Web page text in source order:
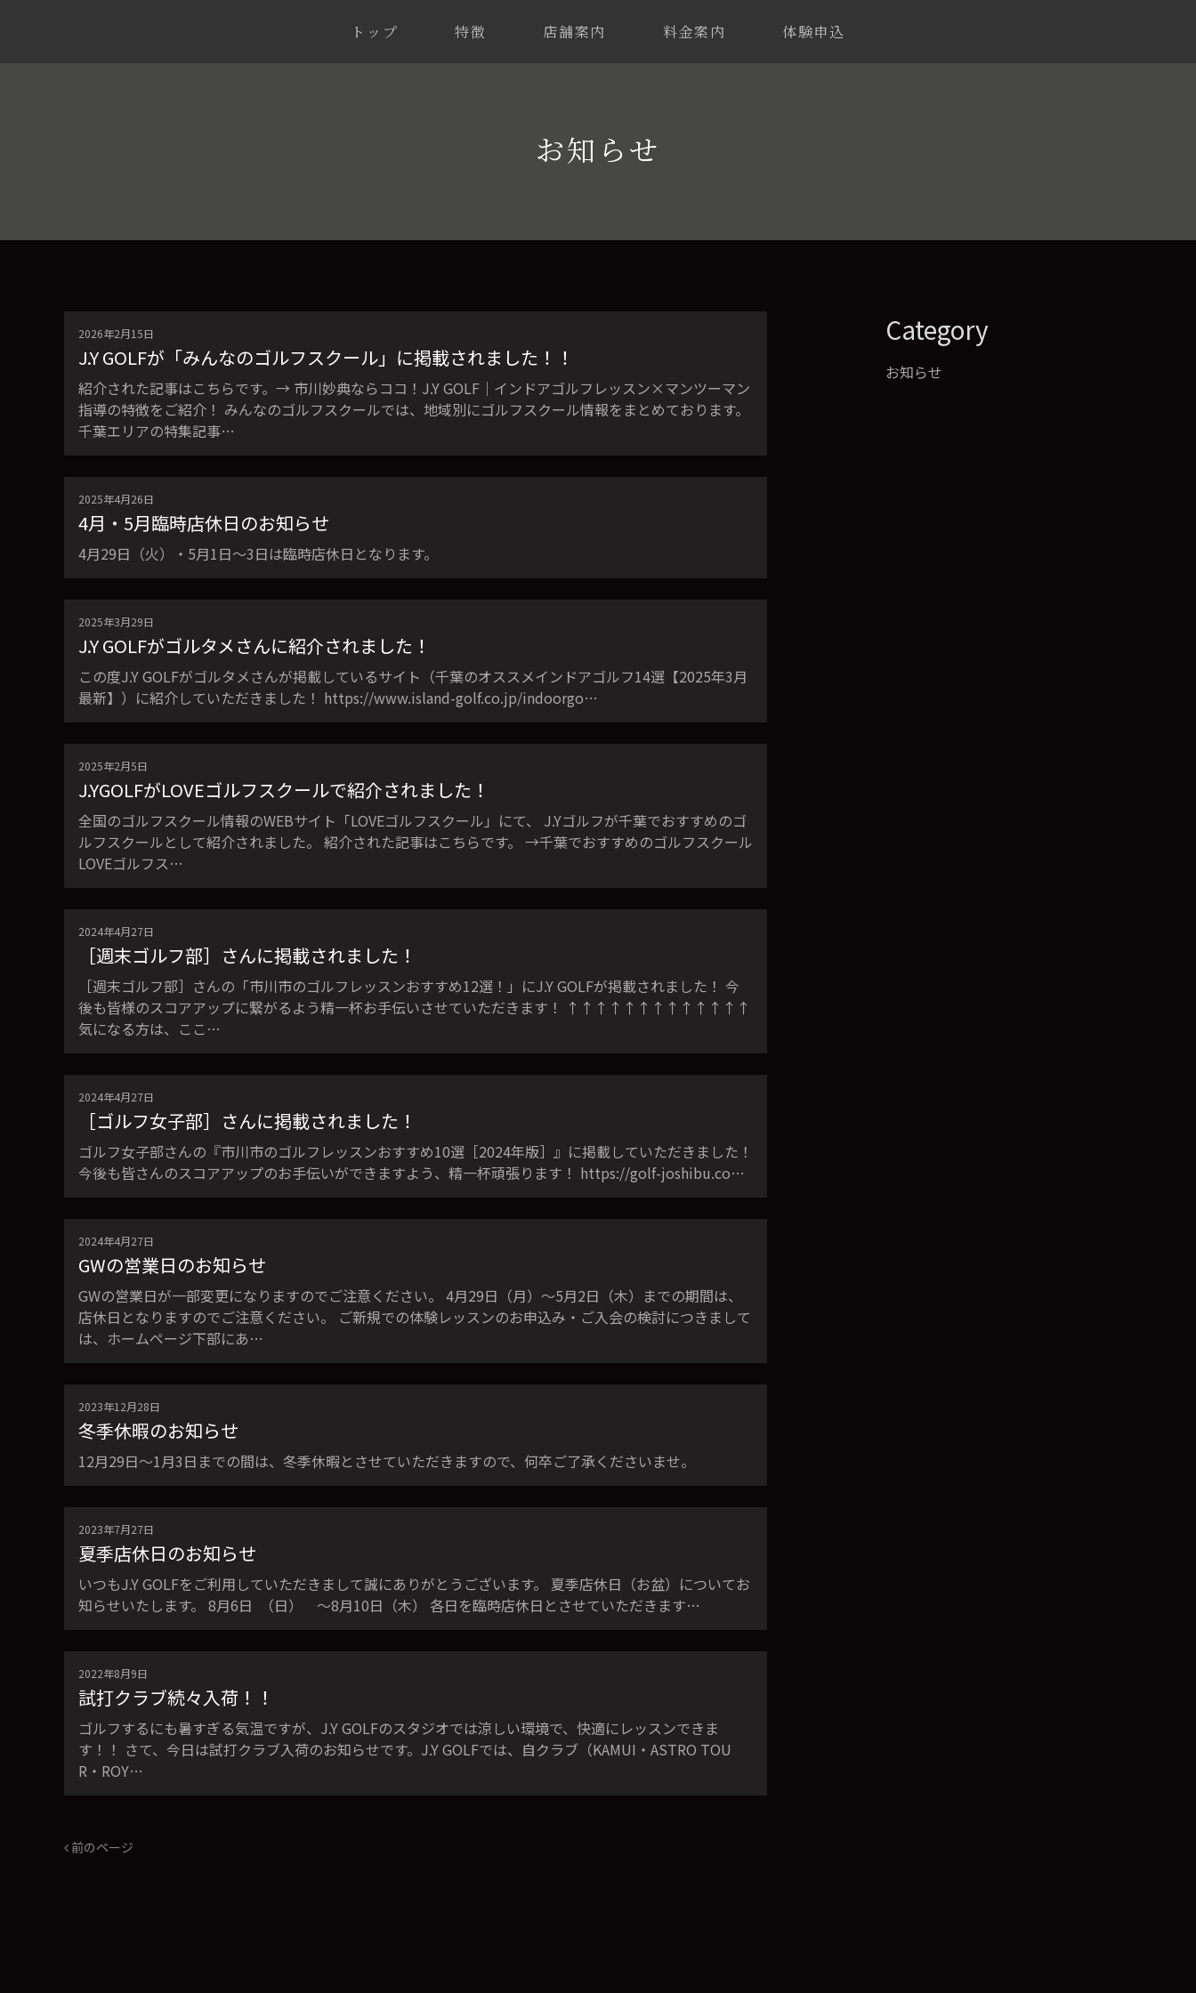
トップ 特徴 店舗案内 料金案内 体験申込
お知らせ
2026年2月15日
J.Y GOLFが「みんなのゴルフスクール」に掲載されました！！
紹介された記事はこちらです。→ 市川妙典ならココ！J.Y GOLF｜インドアゴルフレッスン×マンツーマン
指導の特徴をご紹介！ みんなのゴルフスクールでは、地域別にゴルフスクール情報をまとめております。
千葉エリアの特集記事…
2025年4月26日
4月・5月臨時店休日のお知らせ
4月29日（火）・5月1日〜3日は臨時店休日となります。
2025年3月29日
J.Y GOLFがゴルタメさんに紹介されました！
この度J.Y GOLFがゴルタメさんが掲載しているサイト（千葉のオススメインドアゴルフ14選【2025年3月
最新】）に紹介していただきました！ https://www.island-golf.co.jp/indoorgo…
2025年2月5日
J.YGOLFがLOVEゴルフスクールで紹介されました！
全国のゴルフスクール情報のWEBサイト「LOVEゴルフスクール」にて、 J.Yゴルフが千葉でおすすめのゴ
ルフスクールとして紹介されました。 紹介された記事はこちらです。 →千葉でおすすめのゴルフスクール
LOVEゴルフス…
2024年4月27日
［週末ゴルフ部］さんに掲載されました！
［週末ゴルフ部］さんの「市川市のゴルフレッスンおすすめ12選！」にJ.Y GOLFが掲載されました！ 今
後も皆様のスコアアップに繋がるよう精一杯お手伝いさせていただきます！ ↑↑↑↑↑↑↑↑↑↑↑↑↑
気になる方は、ここ…
2024年4月27日
［ゴルフ女子部］さんに掲載されました！
ゴルフ女子部さんの『市川市のゴルフレッスンおすすめ10選［2024年版］』に掲載していただきました！
今後も皆さんのスコアアップのお手伝いができますよう、精一杯頑張ります！ https://golf-joshibu.co…
2024年4月27日
GWの営業日のお知らせ
GWの営業日が一部変更になりますのでご注意ください。 4月29日（月）〜5月2日（木）までの期間は、
店休日となりますのでご注意ください。 ご新規での体験レッスンのお申込み・ご入会の検討につきまして
は、ホームページ下部にあ…
2023年12月28日
冬季休暇のお知らせ
12月29日〜1月3日までの間は、冬季休暇とさせていただきますので、何卒ご了承くださいませ。
2023年7月27日
夏季店休日のお知らせ
いつもJ.Y GOLFをご利用していただきまして誠にありがとうございます。 夏季店休日（お盆）についてお
知らせいたします。 8月6日 （日） 〜8月10日（木） 各日を臨時店休日とさせていただきます…
2022年8月9日
試打クラブ続々入荷！！
ゴルフするにも暑すぎる気温ですが、J.Y GOLFのスタジオでは涼しい環境で、快適にレッスンできま
す！！ さて、今日は試打クラブ入荷のお知らせです。J.Y GOLFでは、自クラブ（KAMUI・ASTRO TOU
R・ROY…
前のページ
Category
お知らせ